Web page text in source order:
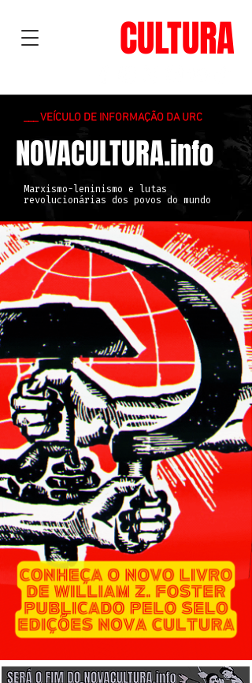
CULTURA
___ VEÍCULO DE INFORMAÇÃO DA URC
NOVACULTURA.info
Marxismo-leninismo e lutas
revolucionárias dos povos do mundo